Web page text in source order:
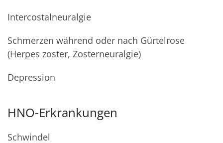
Intercostalneuralgie
Schmerzen während oder nach Gürtelrose
(Herpes zoster, Zosterneuralgie)
Depression
HNO-Erkrankungen
Schwindel